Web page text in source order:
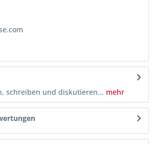
schreiben und diskutieren... mehr